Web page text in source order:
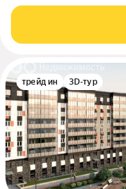
трейд ин 3D-тур